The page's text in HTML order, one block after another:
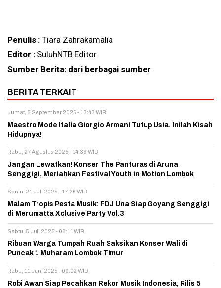
Penulis : Tiara Zahrakamalia
Editor : SuluhNTB Editor
Sumber Berita: dari berbagai sumber
BERITA TERKAIT
Jumat, 5 September 2025 - 13:43 WIB
Maestro Mode Italia Giorgio Armani Tutup Usia. Inilah Kisah
Hidupnya!
Rabu, 27 Agustus 2025 - 14:36 WIB
Jangan Lewatkan! Konser The Panturas di Aruna
Senggigi, Meriahkan Festival Youth in Motion Lombok
Senin, 21 Juli 2025 - 17:26 WIB
Malam Tropis Pesta Musik: FDJ Una Siap Goyang Senggigi
di Merumatta Xclusive Party Vol.3
Sabtu, 5 Juli 2025 - 06:11 WIB
Ribuan Warga Tumpah Ruah Saksikan Konser Wali di
Puncak 1 Muharam Lombok Timur
Rabu, 11 Juni 2025 - 09:02 WIB
Robi Awan Siap Pecahkan Rekor Musik Indonesia, Rilis 5